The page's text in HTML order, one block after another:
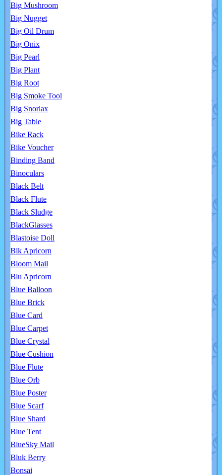
Big Mushroom
Big Nugget
Big Oil Drum
Big Onix
Big Pearl
Big Plant
Big Root
Big Smoke Tool
Big Snorlax
Big Table
Bike Rack
Bike Voucher
Binding Band
Binoculars
Black Belt
Black Flute
Black Sludge
BlackGlasses
Blastoise Doll
Blk Apricorn
Bloom Mail
Blu Apricorn
Blue Balloon
Blue Brick
Blue Card
Blue Carpet
Blue Crystal
Blue Cushion
Blue Flute
Blue Orb
Blue Poster
Blue Scarf
Blue Shard
Blue Tent
BlueSky Mail
Bluk Berry
Bonsai